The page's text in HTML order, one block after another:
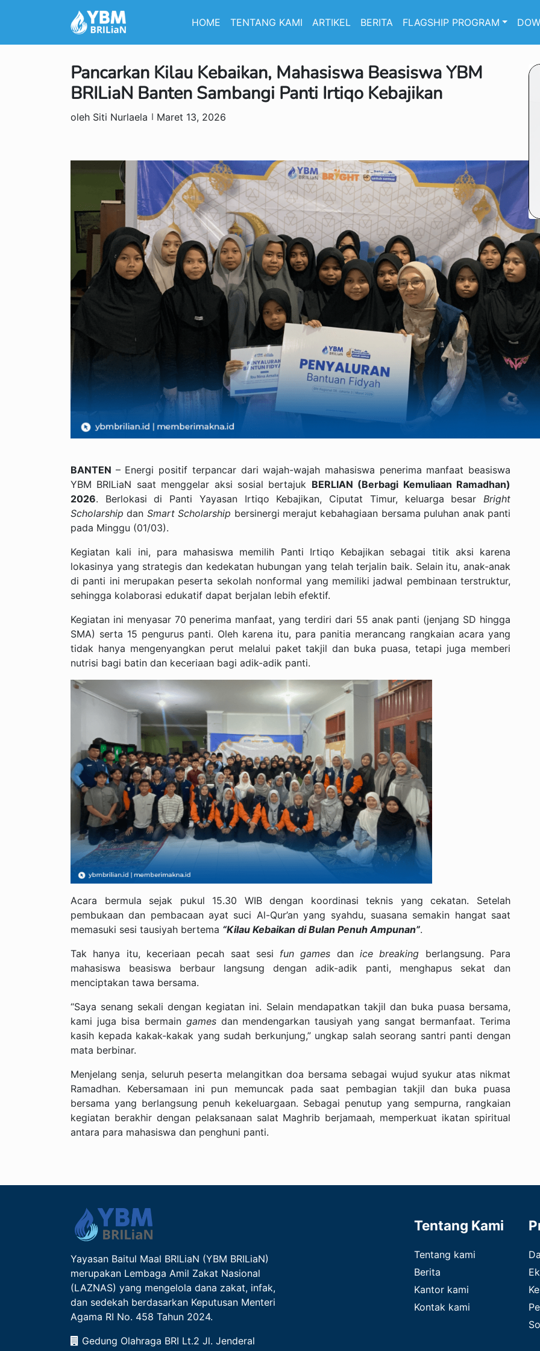
HOME TENTANG KAMI ARTIKEL BERITA FLAGSHIP PROGRAM
Pancarkan Kilau Kebaikan, Mahasiswa Beasiswa YBM
BRILiaN Banten Sambangi Panti Irtiqo Kebajikan
oleh Siti Nurlaela Maret 13, 2026
BANTEN – Energi positif terpancar dari wajah-wajah mahasiswa penerima manfaat beasiswa
YBM BRILiaN saat menggelar aksi sosial bertajuk BERLIAN (Berbagi Kemuliaan Ramadhan)
2026. Berlokasi di Panti Yayasan Irtiqo Kebajikan, Ciputat Timur, keluarga besar Bright
Scholarship dan Smart Scholarship bersinergi merajut kebahagiaan bersama puluhan anak panti
pada Minggu (01/03).
Kegiatan kali ini, para mahasiswa memilih Panti Irtiqo Kebajikan sebagai titik aksi karena
lokasinya yang strategis dan kedekatan hubungan yang telah terjalin baik. Selain itu, anak-anak
di panti ini merupakan peserta sekolah nonformal yang memiliki jadwal pembinaan terstruktur,
sehingga kolaborasi edukatif dapat berjalan lebih efektif.
Kegiatan ini menyasar 70 penerima manfaat, yang terdiri dari 55 anak panti (jenjang SD hingga
SMA) serta 15 pengurus panti. Oleh karena itu, para panitia merancang rangkaian acara yang
tidak hanya mengenyangkan perut melalui paket takjil dan buka puasa, tetapi juga memberi
nutrisi bagi batin dan keceriaan bagi adik-adik panti.
Acara bermula sejak pukul 15.30 WIB dengan koordinasi teknis yang cekatan. Setelah
pembukaan dan pembacaan ayat suci Al-Qur’an yang syahdu, suasana semakin hangat saat
memasuki sesi tausiyah bertema “Kilau Kebaikan di Bulan Penuh Ampunan”.
Tak hanya itu, keceriaan pecah saat sesi fun games danice breaking berlangsung. Para
mahasiswa beasiswa berbaur langsung dengan adik-adik panti, menghapus sekat dan
menciptakan tawa bersama.
“Saya senang sekali dengan kegiatan ini. Selain mendapatkan takjil dan buka puasa bersama,
kami juga bisa bermain gamesdan mendengarkan tausiyah yang sangat bermanfaat. Terima
kasih kepada kakak-kakak yang sudah berkunjung,” ungkap salah seorang santri panti dengan
mata berbinar.
Menjelang senja, seluruh peserta melangitkan doa bersama sebagai wujud syukur atas nikmat
Ramadhan. Kebersamaan ini pun memuncak pada saat pembagian takjil dan buka puasa
bersama yang berlangsung penuh kekeluargaan. Sebagai penutup yang sempurna, rangkaian
kegiatan berakhir dengan pelaksanaan salat Maghrib berjamaah, memperkuat ikatan spiritual
antara para mahasiswa dan penghuni panti.
Yayasan Baitul Maal BRILiaN (YBM BRILiaN)
merupakan Lembaga Amil Zakat Nasional
(LAZNAS) yang mengelola dana zakat, infak,
dan sedekah berdasarkan Keputusan Menteri
Agama RI No. 458 Tahun 2024.
Gedung Olahraga BRI Lt.2 Jl. Jenderal
Tentang Kami
Tentang kami
Berita
Kantor kami
Kontak kami